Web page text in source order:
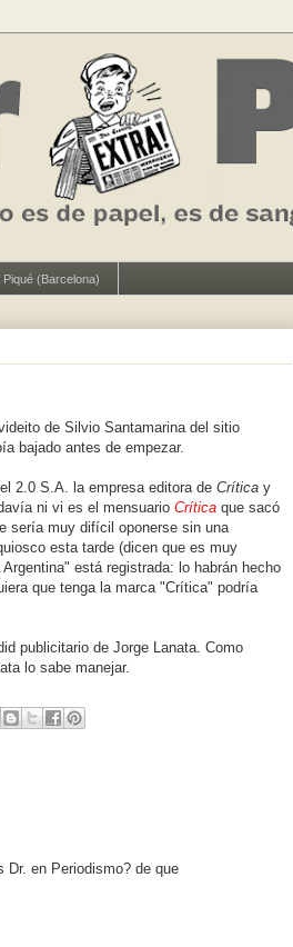
Piqué (Barcelona)
de Silvio Santamarina del sitio
bajado antes de empezar.
2.0 S.A. la empresa editora de Crítica y
ni vi es el mensuario Crítica que sacó
sería muy difícil oponerse sin una
esta tarde (dicen que es muy
está registrada: lo habrán hecho
que tenga la marca "Crítica" podría
publicitario de Jorge Lanata. Como
lo sabe manejar.
en Periodismo? de que